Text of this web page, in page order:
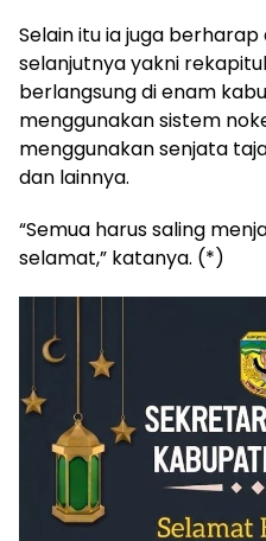
Selain itu ia juga
selanjutnya yakni
berlangsung di enam
menggunakan sistem
menggunakan senjata
dan lainnya.
“Semua harus saling
selamat,” katanya. (*)